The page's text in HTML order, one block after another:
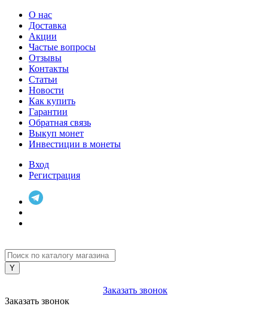
О нас
Доставка
Акции
Частые вопросы
Отзывы
Контакты
Статьи
Новости
Как купить
Гарантии
Обратная связь
Выкуп монет
Инвестиции в монеты
Вход
Регистрация
Заказать звонок
Заказать звонок